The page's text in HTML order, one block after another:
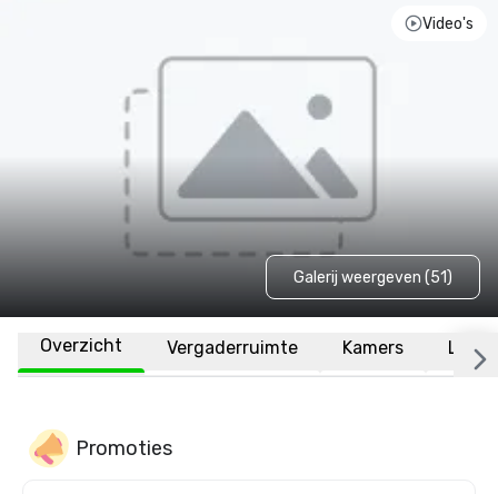
Video's
Galerij weergeven (51)
Overzicht Vergaderruimte Kamers
Promoties